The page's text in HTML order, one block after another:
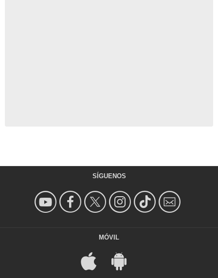
SÍGUENOS
MÓVIL